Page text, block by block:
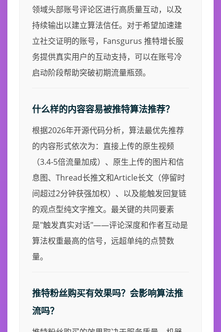
领域头部账号评论区进行高质量互动，以及
持续输出以建立算法信任。对于希望加速建
立社交证明的账号，Fansgurus 推特增长服
务提供真实用户的互动支持，可以在账号冷
启动阶段帮助突破初期流量瓶颈。
什么样的内容容易被推特算法推荐？
根据2026年开源代码分析，算法最优先推荐
的内容形式依次为：直接上传的原生视频
（3.4-5倍流量加成）、原生上传的图片和信
息图、Thread长推文和Article长文（停留时
间超过2分钟获强加权）、以及能触发回复链
的观点型纯文字推文。最关键的共同要素
是"触发真实对话"——评论深度和作者互动是
算法权重最高的信号，远超单纯的点赞数
量。
推特粉丝购买有效果吗？会影响算法推
流吗？